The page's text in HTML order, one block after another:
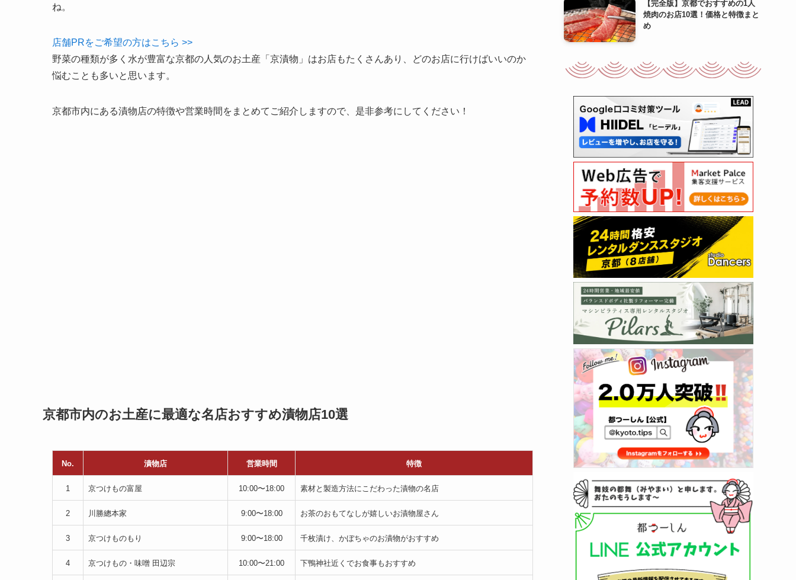
ね。
店舗PRをご希望の方はこちら >>
野菜の種類が多く水が豊富な京都の人気のお土産「京漬物」はお店もたくさんあり、どのお店に行けばいいのか
悩むことも多いと思います。
京都市内にある漬物店の特徴や営業時間をまとめてご紹介しますので、是非参考にしてください！
京都市内のお土産に最適な名店おすすめ漬物店10選
No. 漬物店 営業時間 特徴
1 京つけもの富屋 10:00〜18:00 素材と製造方法にこだわった漬物の名店
2 川勝總本家 9:00〜18:00 お茶のおもてなしが嬉しいお漬物屋さん
3 京つけものもり 9:00〜18:00 千枚漬け、かぼちゃのお漬物がおすすめ
4 京つけもの・味噌 田辺宗 10:00〜21:00 下鴨神社近くでお食事もおすすめ
【完全版】京都でおすすめの1人
焼肉のお店10選！価格と特徴まと
め